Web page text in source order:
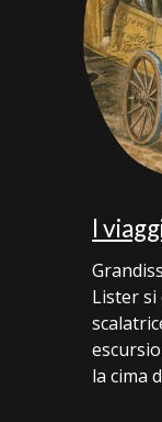
I
Lister si
la cima